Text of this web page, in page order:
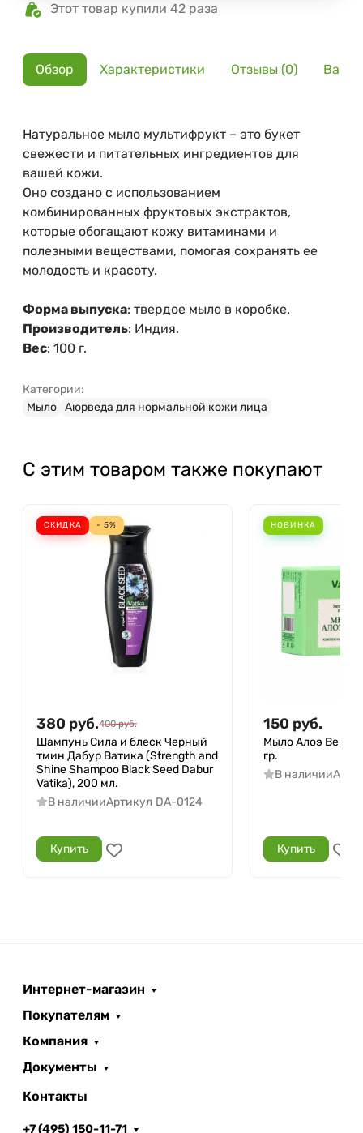
Этот товар купили 42 раза
Обзор Характеристики Отзывы (0)
Натуральное мыло мультифрукт – это букет
свежести и питательных ингредиентов для
вашей кожи.
Оно создано с использованием
комбинированных фруктовых экстрактов,
которые обогащают кожу витаминами и
полезными веществами, помогая сохранять ее
молодость и красоту.
Форма выпуска: твердое мыло в коробке.
Производитель: Индия.
Вес: 100 г.
Категории:
Мыло Аюрведа для нормальной кожи лица
С этим товаром также покупают
СКИДКА - 5%
380 руб.400 руб.
Шампунь Сила и блеск Черный
тмин Дабур Ватика (Strength and
Shine Shampoo Black Seed Dabur
Vatika), 200 мл.
В наличииАртикул DA-0124
Купить
НОВИНКА
150 руб.
Мыло Алоэ Вера
гр.
В наличии
Купить
Интернет-магазин
Покупателям
Компания
Документы
Контакты
+7 (495) 150-11-71